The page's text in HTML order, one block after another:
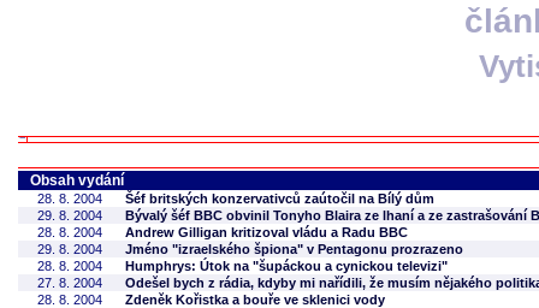
Obsah vydání
28. 8. 2004
Šéf britských konzervativců zaútočil na Bílý dům
29. 8. 2004
Bývalý šéf BBC obvinil Tonyho Blaira ze lhaní a ze zastrašování
28. 8. 2004
Andrew Gilligan kritizoval vládu a Radu BBC
29. 8. 2004
Jméno "izraelského špiona" v Pentagonu prozrazeno
28. 8. 2004
Humphrys: Útok na "šupáckou a cynickou televizi"
27. 8. 2004
Odešel bych z rádia, kdyby mi nařídili, že musím nějakého
28. 8. 2004
Zdeněk Kořistka a bouře ve sklenici vody